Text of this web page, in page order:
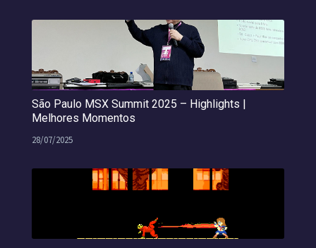
São Paulo MSX Summit 2025 – Highlights |
Melhores Momentos
28/07/2025